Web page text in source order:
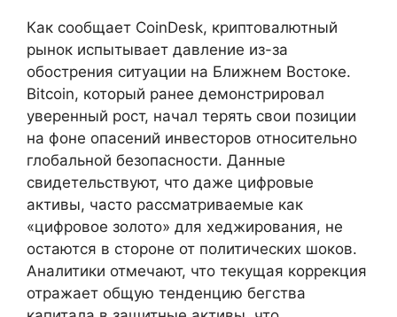
Как сообщает CoinDesk, криптовалютный
рынок испытывает давление из-за
обострения ситуации на Ближнем Востоке.
Bitcoin, который ранее демонстрировал
уверенный рост, начал терять свои позиции
на фоне опасений инвесторов относительно
глобальной безопасности. Данные
свидетельствуют, что даже цифровые
активы, часто рассматриваемые как
«цифровое золото» для хеджирования, не
остаются в стороне от политических шоков.
Аналитики отмечают, что текущая коррекция
отражает общую тенденцию бегства